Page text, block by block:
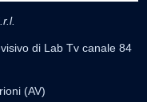
di Lab Tv canale 84
(AV)